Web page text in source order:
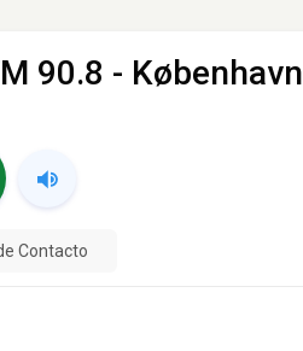
90.8 - København
Contacto